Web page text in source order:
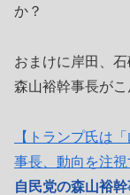
か？
おまけに岸田、
森山裕幹事長がこ
【トランプ氏は
事長、動向を注視
自民党の森山裕